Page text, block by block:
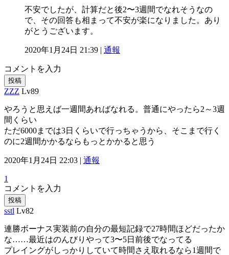
不安でしたが、計算だと後2〜3週間でなれそうなの
で、その回答も相まって不安が楽になりました。あり
がとうございます。
2020年1月24日 21:39 | 通報
コメントを入力
投稿
ZZZ Lv89
やろうと思えば一週間あればなれる。普通にやったら2～3週
間くらい
ただ6000までは3日くらいで行っちゃうから、そこまで行く
のに2週間かかるならもっとかかると思う
2020年1月24日 22:03 | 通報
1
コメントを入力
投稿
sstl Lv82
連勝ボーナス実装前の自分の最短記録で27時間ほどだったか
な……最近はのんびりやって3〜5日前後でなってる
プレイングがしっかりしていて時間さえ取れるなら1週間で